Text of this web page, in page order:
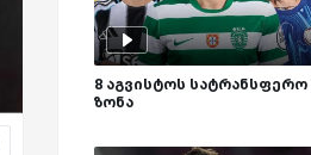
8 აგვისტოს სატრანსფერო
ზონა